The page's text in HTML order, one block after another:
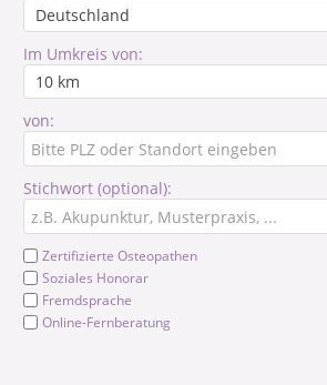
Im Umkreis von:
von:
Stichwort (optional):
Zertifizierte Osteopathen
Soziales Honorar
Fremdsprache
Online-Fernberatung